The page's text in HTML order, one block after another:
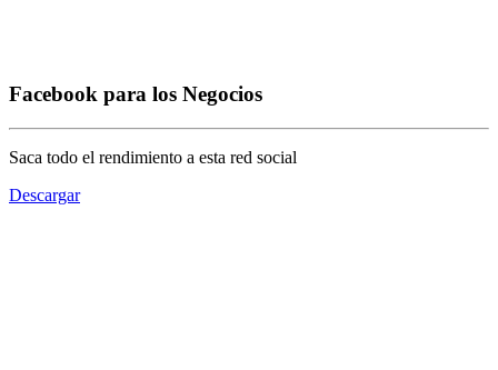
Facebook para los Negocios
Saca todo el rendimiento a esta red social
Descargar